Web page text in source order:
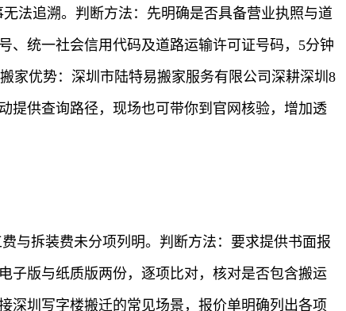
法追溯。判断方法：先明确是否具备营业执照与道
、统一社会信用代码及道路运输许可证号码，5分钟
家优势：深圳市陆特易搬家服务有限公司深耕深圳8
提供查询路径，现场也可带你到官网核验，增加透
与拆装费未分项列明。判断方法：要求提供书面报
子版与纸质版两份，逐项比对，核对是否包含搬运
深圳写字楼搬迁的常见场景，报价单明确列出各项